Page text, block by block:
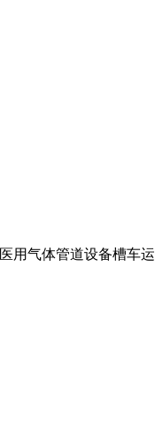
医用气体管道设备槽车运